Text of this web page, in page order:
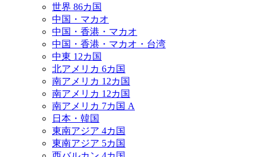
世界 86カ国
中国・マカオ
中国・香港・マカオ
中国・香港・マカオ・台湾
中東 12カ国
北アメリカ 6カ国
南アメリカ 12カ国
南アメリカ 12カ国
南アメリカ 7カ国 A
日本・韓国
東南アジア 4カ国
東南アジア 5カ国